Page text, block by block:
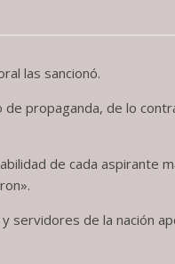
las sancionó.
propaganda, de lo
de cada aspirante
de la nación